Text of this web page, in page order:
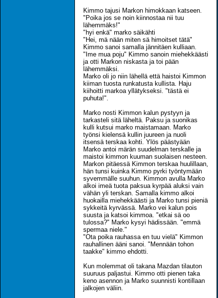
Kimmo tajusi Markon himokkaan katseen.
"Poika jos se noin kiinnostaa nii tuu
lähemmäks!"
"hyi enkä" marko säikähti
"Hei, mä nään miten sä himoitset tätä"
Kimmo sanoi samalla jännitäen kulliaan.
"Ime mua poju" Kimmo sanoin miehekkäästi
ja otti Markon niskasta ja toi pään
lähemmäksi.
Marko oli jo niin lähellä että haistoi Kimmon
kiiman tuosta runkatusta kullista. Haju
kiihoitti markoa yllätykseksi. "tästä ei
puhuta!".
Marko nosti Kimmon kalun pystyyn ja
tarkasteli sitä läheltä. Paksu ja suonikas
kulli kutsui marko maistamaan. Marko
työnsi kielensä kullin juureen ja nuoli
itsensä terskaa kohti. Ylös päästyään
Marko antoi märän suudelman terskalle ja
maistoi kimmon kuuman suolaisen nesteen.
Markon pitäessä Kimmon terskaa huulillaan,
hän tunsi kuinka Kimmo pyrki työntymään
syvemmälle suuhun. Kimmon avulla Marko
alkoi imeä tuota paksua kyrpää aluksi vain
vähän yli terskan. Samalla kimmo alkoi
huokailla miehekkäästi ja Marko tunsi pieniä
sykkeitä kyrvässä. Marko vei kalun pois
suusta ja katsoi kimmoa. "etkai sä oo
tulossa?" Marko kysyi hädissään. "emmä
spermaa niele."
"Ota poika rauhassa en tuu vielä" Kimmon
rauhallinen ääni sanoi. "Mennään tohon
taakke" kimmo ehdotti.
Kun molemmat oli takana Mazdan tilauton
suuruus paljastui. Kimmo otti pienen taka
keno asennon ja Marko suunnisti kontillaan
jalkojen väliin.